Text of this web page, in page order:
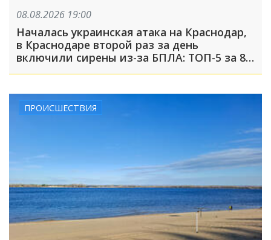
08.08.2026 19:00
Началась украинская атака на Краснодар,
в Краснодаре второй раз за день
включили сирены из-за БПЛА: ТОП-5 за 8
августа
ПРОИСШЕСТВИЯ